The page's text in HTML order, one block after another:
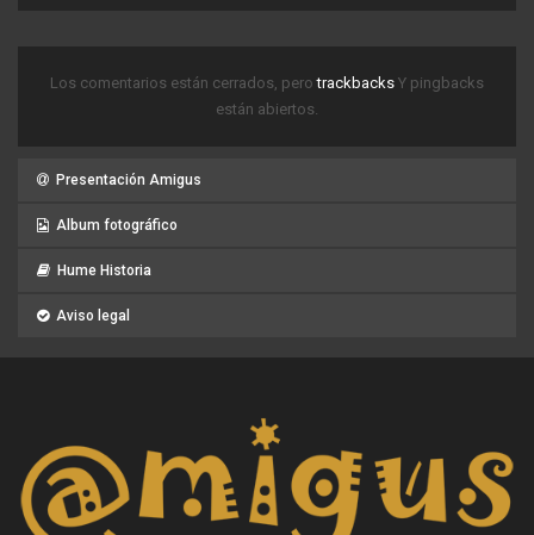
Los comentarios están cerrados, perotrackbacks Y pingbacks
están abiertos.
Presentación Amigus
Album fotográfico
Hume Historia
Aviso legal